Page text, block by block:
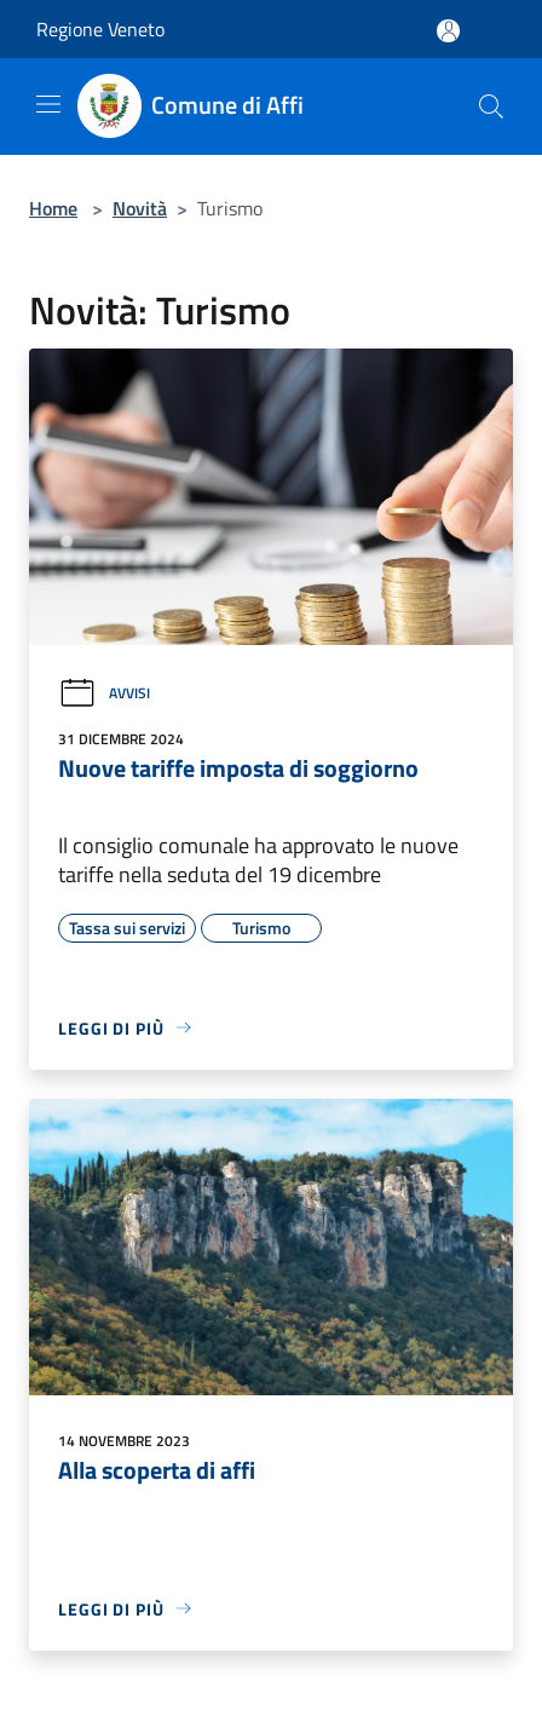
Regione Veneto
Comune di Affi
Home > Novità > Turismo
Novità: Turismo
AVVISI
31 DICEMBRE 2024
Nuove tariffe imposta di soggiorno
Il consiglio comunale ha approvato le nuove
tariffe nella seduta del 19 dicembre
Tassa sui servizi Turismo
LEGGI DI PIÙ
14 NOVEMBRE 2023
Alla scoperta di affi
LEGGI DI PIÙ